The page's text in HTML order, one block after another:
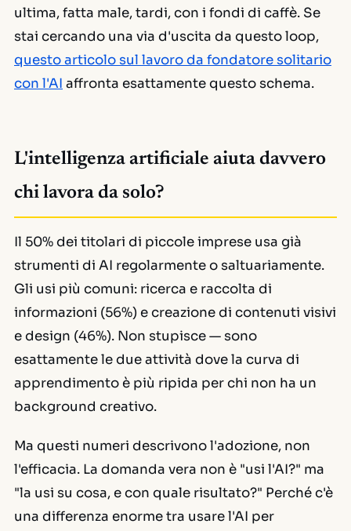
ultima, fatta male, tardi, con i fondi di caffè. Se
stai cercando una via d'uscita da questo loop,
questo articolo sul lavoro da fondatore solitario
con l'AI affronta esattamente questo schema.
L'intelligenza artificiale aiuta davvero
chi lavora da solo?
Il 50% dei titolari di piccole imprese usa già
strumenti di AI regolarmente o saltuariamente.
Gli usi più comuni: ricerca e raccolta di
informazioni (56%) e creazione di contenuti visivi
e design (46%). Non stupisce — sono
esattamente le due attività dove la curva di
apprendimento è più ripida per chi non ha un
background creativo.
Ma questi numeri descrivono l'adozione, non
l'efficacia. La domanda vera non è "usi l'AI?" ma
"la usi su cosa, e con quale risultato?" Perché c'è
una differenza enorme tra usare l'AI per